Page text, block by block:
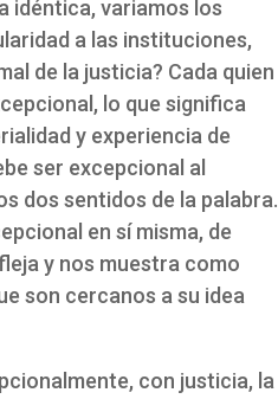
idéntica, variamos los
a las instituciones,
de la justicia? Cada quien
lo que significa
y experiencia de
ser excepcional al
dos sentidos de la palabra.
en sí misma, de
y nos muestra como
son cercanos a su idea
con justicia, la